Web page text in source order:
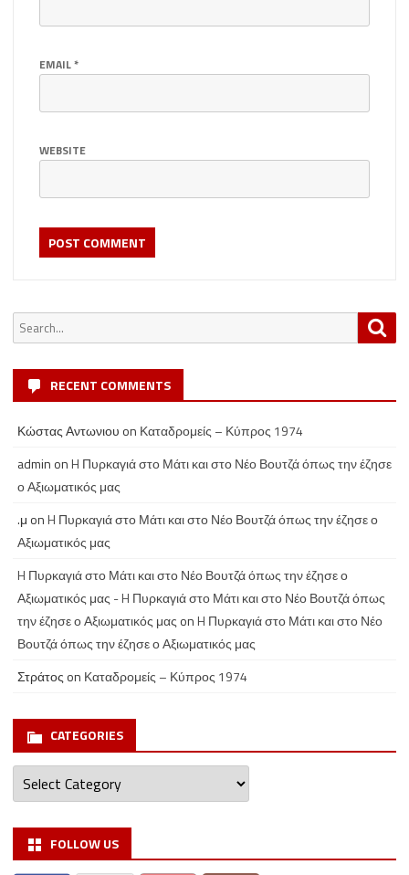
EMAIL*
WEBSITE
Search
for:
RECENT COMMENTS
Κώστας Αντωνιου on Καταδρομείς – Κύπρος 1974
admin onH Πυρκαγιά στο Μάτι και στο Νέο Βουτζά όπως την έζησε
ο Αξιωματικός μας
.μ onH Πυρκαγιά στο Μάτι και στο Νέο Βουτζά όπως την έζησε ο
Αξιωματικός μας
H Πυρκαγιά στο Μάτι και στο Νέο Βουτζά όπως την έζησε ο
Αξιωματικός μας - H Πυρκαγιά στο Μάτι και στο Νέο Βουτζά όπως
την έζησε ο Αξιωματικός μαςonH Πυρκαγιά στο Μάτι και στο Νέο
Βουτζά όπως την έζησε ο Αξιωματικός μας
Στράτοςon Καταδρομείς – Κύπρος 1974
CATEGORIES
Categories
FOLLOW US